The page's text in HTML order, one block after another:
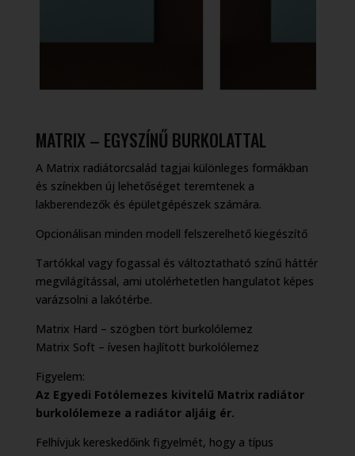
MATRIX – EGYSZÍNŰ BURKOLATTAL
A Matrix radiátorcsalád tagjai különleges formákban
és színekben új lehetőséget teremtenek a
lakberendezők és épületgépészek számára.
Opcionálisan minden modell felszerelhető kiegészítő
Tartókkal vagy fogassal és változtatható színű háttér
megvilágítással, ami utolérhetetlen hangulatot képes
varázsolni a lakótérbe.
Matrix Hard – szögben tört burkolólemez
Matrix Soft – ívesen hajlított burkolólemez
Figyelem:
Az Egyedi Fotólemezes kivitelű Matrix radiátor
burkolólemeze a radiátor aljáig ér.
Felhívjuk kereskedőink figyelmét, hogy a típus